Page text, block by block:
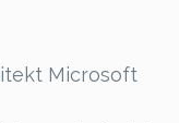
Microsoft